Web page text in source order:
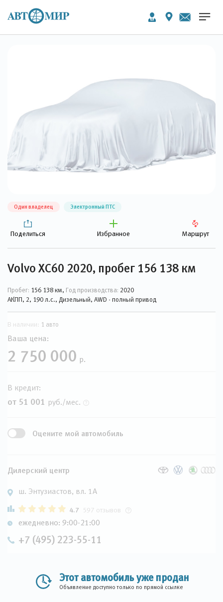
Один владелец Электронный ПТС
Поделиться Избранное Маршрут
Volvo XC60 2020, пробег 156 138 км
Пробег: 156 138 км, Год производства: 2020
АКПП, 2, 190 л.с., Дизельный, AWD - полный привод
В наличии: 1 авто
Ваша цена:
2 750 000 р.
В кредит:
от 51 001 руб./мес.
Оцените мой автомобиль
Дилерский центр
ш. Энтузиастов, вл. 1А
4.7 597 отзывов
ежедневно: 9:00-21:00
+7 (495) 223-55-11
Этот автомобиль уже продан
Объявление доступно только по прямой ссылке